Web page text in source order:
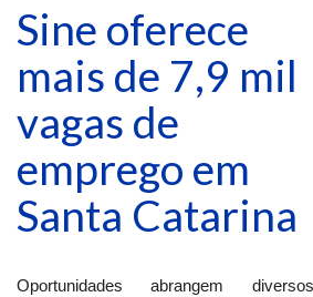
Sine oferece
mais de 7,9 mil
vagas de
emprego em
Santa Catarina
Oportunidades abrangem diversos